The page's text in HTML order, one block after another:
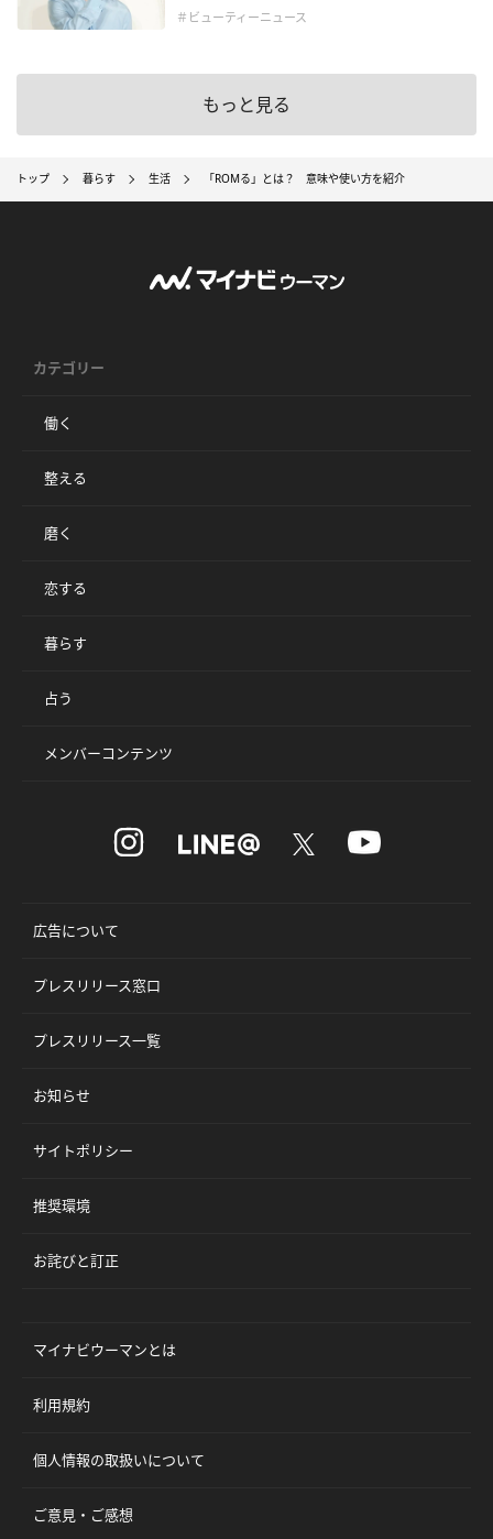
＃ビューティーニュース
もっと見る
トップ 暮らす 生活 「ROMる」とは？ 意味や使い方を紹介
カテゴリー
働く
整える
磨く
恋する
暮らす
占う
メンバーコンテンツ
広告について
プレスリリース窓口
プレスリリース一覧
お知らせ
サイトポリシー
推奨環境
お詫びと訂正
マイナビウーマンとは
利用規約
個人情報の取扱いについて
ご意見・ご感想